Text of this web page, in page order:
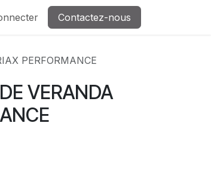
Contactez-nous
PERFORMANCE
VERANDA